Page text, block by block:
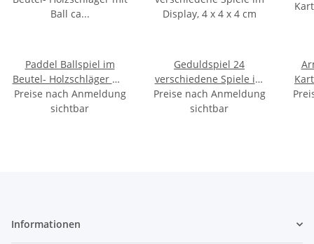
Paddel Ballspiel im
Beutel- Holzschläger mit
Ball ca 21-22cm
Preise nach Anmeldung
sichtbar
Geduldspiel 24
verschiedene Spiele im
Display, 4 x 4 x 4 cm
Preise nach Anmeldung
sichtbar
Informationen